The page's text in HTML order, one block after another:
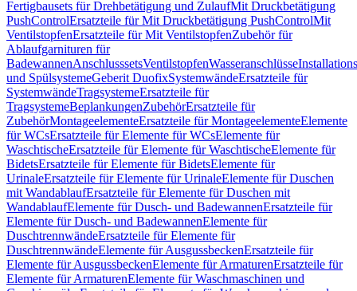
Fertigbausets für Drehbetätigung und ZulaufMit Druckbetätigung
PushControlErsatzteile für Mit Druckbetätigung PushControlMit
VentilstopfenErsatzteile für Mit VentilstopfenZubehör für
Ablaufgarnituren für
BadewannenAnschlusssetsVentilstopfenWasseranschlüsse
und SpülsystemeGeberit DuofixSystemwändeErsatzteile für
SystemwändeTragsystemeErsatzteile für
TragsystemeBeplankungenZubehörErsatzteile für
ZubehörMontageelementeErsatzteile für MontageelementeElemente
für WCsErsatzteile für Elemente für WCsElemente für
WaschtischeErsatzteile für Elemente für WaschtischeElemente für
BidetsErsatzteile für Elemente für BidetsElemente für
UrinaleErsatzteile für Elemente für UrinaleElemente für Duschen
mit WandablaufErsatzteile für Elemente für Duschen mit
WandablaufElemente für Dusch- und BadewannenErsatzteile für
Elemente für Dusch- und BadewannenElemente für
DuschtrennwändeErsatzteile für Elemente für
DuschtrennwändeElemente für AusgussbeckenErsatzteile für
Elemente für AusgussbeckenElemente für ArmaturenErsatzteile für
Elemente für ArmaturenElemente für Waschmaschinen und